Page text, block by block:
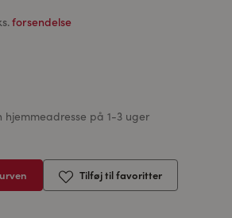
forsendelse
på 1-3 uger
Tilføj til favoritter